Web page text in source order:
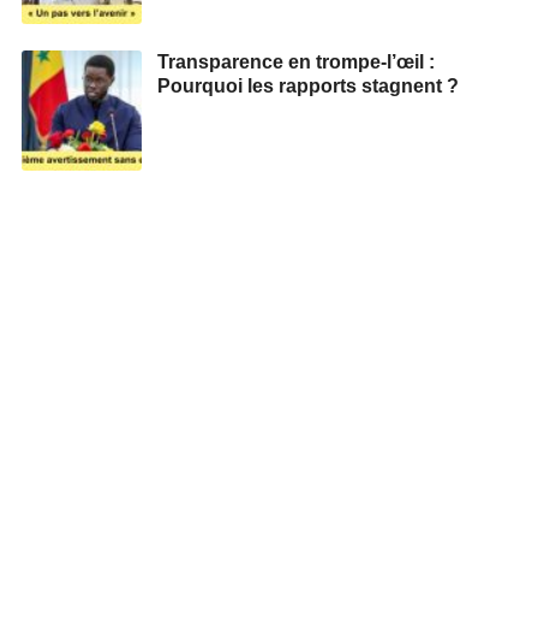
Transparence en trompe-l’œil :
Pourquoi les rapports stagnent ?